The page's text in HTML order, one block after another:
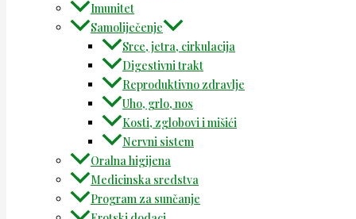
Imunitet
Samoliječenje
Srce, jetra, cirkulacija
Digestivni trakt
Reproduktivno zdravlje
Uho, grlo, nos
Kosti, zglobovi i mišići
Nervni sistem
Oralna higijena
Medicinska sredstva
Program za sunčanje